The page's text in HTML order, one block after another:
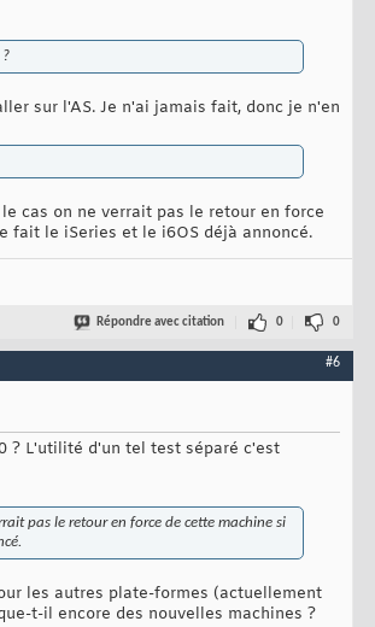
sur l'AS. Je n'ai jamais fait, donc je n'en
cas on ne verrait pas le retour en force
fait le iSeries et le i6OS déjà annoncé.
Répondre avec citation 0 0
#6
? L'utilité d'un tel test séparé c'est
pas le retour en force de cette machine si
les autres plate-formes (actuellement
t-il encore des nouvelles machines ?